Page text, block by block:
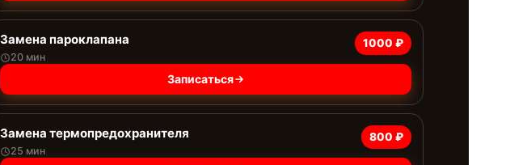
Замена пароклапана
20 мин
1000 ₽
Записаться
Замена термопредохранителя
25 мин
800 ₽